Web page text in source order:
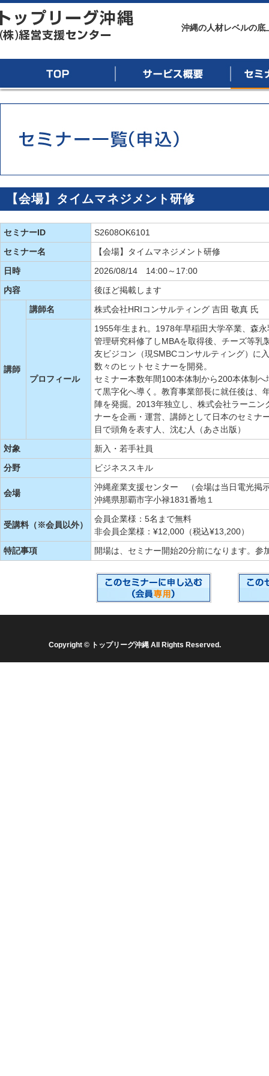
沖縄の人材レベルの底
【会場】タイムマネジメント研修
セミナーID
S2608OK6101
セミナー名
【会場】タイムマネジメント研修
日時
2026/08/14 14:00～17:00
内容
後ほど掲載します
講師
講師名 株式会社HRIコンサルティング 吉田 敬真 氏
プロフィール
1955年生まれ。1978年早稲田大学卒業、森
管理研究科修了しMBAを取得後、チーズ等
友ビジコン（現SMBCコンサルティング）に
数々のヒットセミナーを開発。
セミナー本数年間100本体制から200本体制
て黒字化へ導く。教育事業部長に就任後は、
陣を発掘。2013年独立し、株式会社ラーニ
ナーを企画・運営、講師として日本のセミナ
目で頭角を表す人、沈む人（あさ出版）
対象
新入・若手社員
分野
ビジネススキル
会場
沖縄産業支援センター （会場は当日電光掲
沖縄県那覇市字小禄1831番地１
受講料（※会員以外）
会員企業様：5名まで無料
非会員企業様：¥12,000（税込¥13,200）
特記事項
開場は、セミナー開始20分前になります。参
Copyright © トップリーグ沖縄 All Rights Reserved.